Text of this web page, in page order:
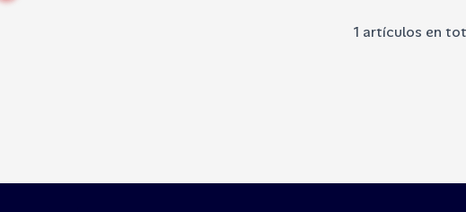
1 artículos en